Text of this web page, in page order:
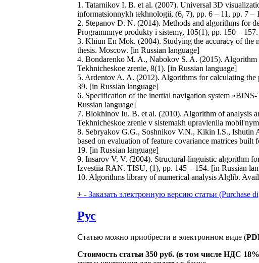
1. Tatarnikov I. B. et al. (2007). Universal 3D
informatsionnykh tekhnologii, (6, 7), pp. 6 – 11, pp. 7 –
2. Stepanov D. N. (2014). Methods and algorithms for
Programmnye produkty i sistemy, 105(1), pp. 150 –
3. Khiun En Mok. (2004). Studying the accuracy of the
thesis. Moscow. [in Russian language]
4. Bondarenko M. A., Nabokov S. A. (2015). Algorithm
Tekhnicheskoe zrenie, 8(1). [in Russian language]
5. Ardentov A. A. (2012). Algorithms for calculating
39. [in Russian language]
6. Specification of the inertial navigation system
Russian language]
7. Blokhinov Iu. B. et al. (2010). Algorithm of analysis
Tekhnicheskoe zrenie v sistemakh upravleniia
8. Sebryakov G.G., Soshnikov V.N., Kikin I.S., Ishutin
based on evaluation of feature covariance matrices
19. [in Russian language]
9. Insarov V. V. (2004). Structural-linguistic algorithm
Izvestiia RAN. TISU, (1), pp. 145 – 154. [in Russian
10. Algorithms library of numerical analysis Alglib.
+ - Заказать электронную версию статьи (Purchase
Рус
Статью можно приобрести в электронном виде (
Стоимость статьи 350 руб. (в том числе НДС